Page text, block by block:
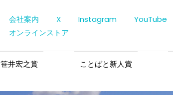
会社案内 X Instagram YouTube
オンラインストア
笹井宏之賞 ことばと新人賞